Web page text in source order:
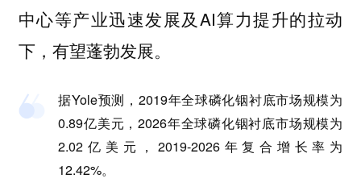
中心等产业迅速发展及AI算力提升的拉动
下，有望蓬勃发展。
据Yole预测，2019年全球磷化铟衬底市场规模为
0.89亿美元，2026年全球磷化铟衬底市场规模为
2.02亿美元，2019-2026年复合增长率为
12.42%。